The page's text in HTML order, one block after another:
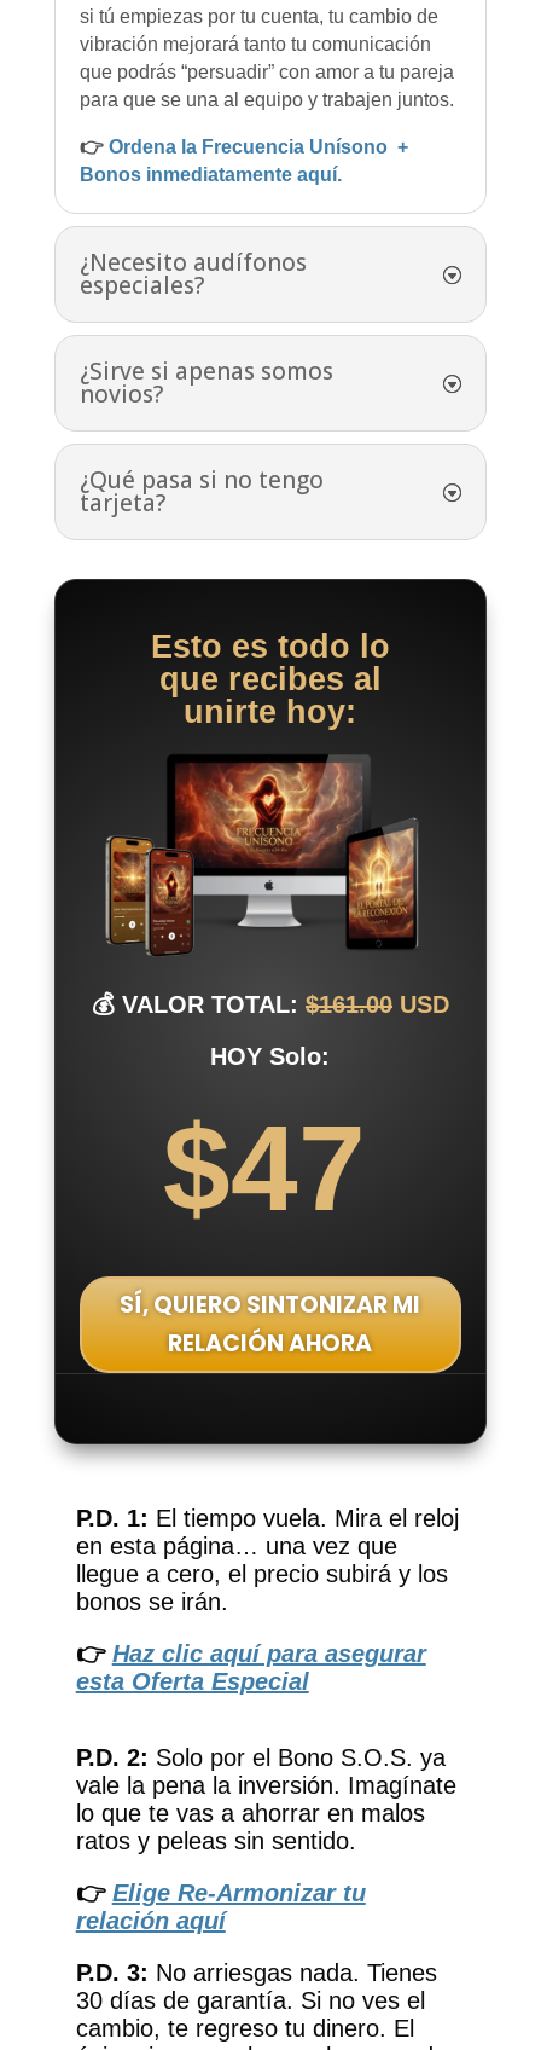
si tú empiezas por tu cuenta, tu cambio de
vibración mejorará tanto tu comunicación
que podrás “persuadir” con amor a tu pareja
para que se una al equipo y trabajen juntos.
👉 Ordena la Frecuencia Unísono +
Bonos inmediatamente aquí.
¿Necesito audífonos
especiales?
¿Sirve si apenas somos
novios?
¿Qué pasa si no tengo
tarjeta?
Esto es todo lo
que recibes al
unirte hoy:
💰 VALOR TOTAL: $161.00USD
HOY Solo:
$47
SÍ, QUIERO SINTONIZAR MI
RELACIÓN AHORA
P.D. 1: El tiempo vuela. Mira el reloj
en esta página… una vez que
llegue a cero, el precio subirá y los
bonos se irán.
👉 Haz clic aquí para asegurar
esta Oferta Especial
P.D. 2: Solo por el Bono S.O.S. ya
vale la pena la inversión. Imagínate
lo que te vas a ahorrar en malos
ratos y peleas sin sentido.
👉 Elige Re-Armonizar tu
relación aquí
P.D. 3: No arriesgas nada. Tienes
30 días de garantía. Si no ves el
cambio, te regreso tu dinero. El